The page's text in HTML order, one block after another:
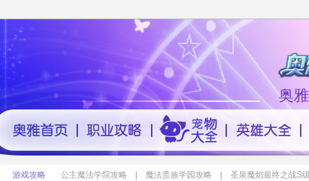
奥
游戏攻略 公主魔法学院攻略 魔法贵族学园攻略 圣泉魔焰最终之战S